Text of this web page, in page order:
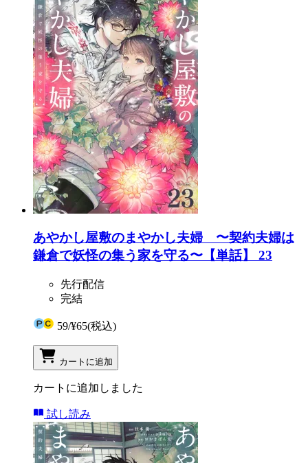
あやかし屋敷のまやかし夫婦 〜契約夫婦は
鎌倉で妖怪の集う家を守る〜【単話】 23
先行配信
完結
59/¥65(税込)
カートに追加
カートに追加しました
試し読み